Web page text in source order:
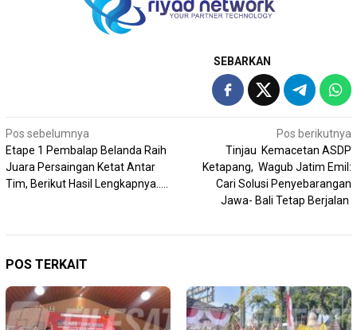
SEBARKAN
Navigasi
pos
Pos sebelumnya
Etape 1 Pembalap Belanda Raih
Juara Persaingan Ketat Antar
Tim, Berikut Hasil Lengkapnya…..
Pos berikutnya
Tinjau Kemacetan ASDP
Ketapang, Wagub Jatim Emil:
Cari Solusi Penyebarangan
Jawa- Bali Tetap Berjalan
POS TERKAIT